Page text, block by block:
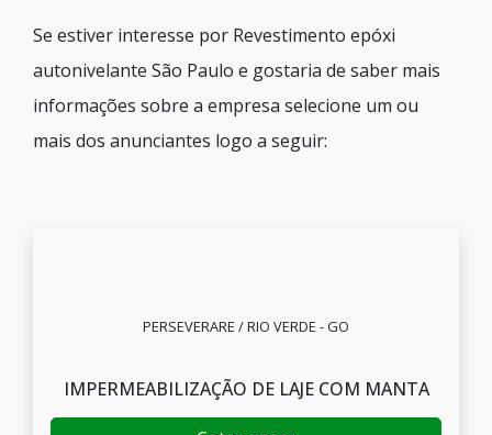
Se estiver interesse por Revestimento epóxi
autonivelante São Paulo e gostaria de saber mais
informações sobre a empresa selecione um ou
mais dos anunciantes logo a seguir:
PERSEVERARE / RIO VERDE - GO
IMPERMEABILIZAÇÃO DE LAJE COM MANTA